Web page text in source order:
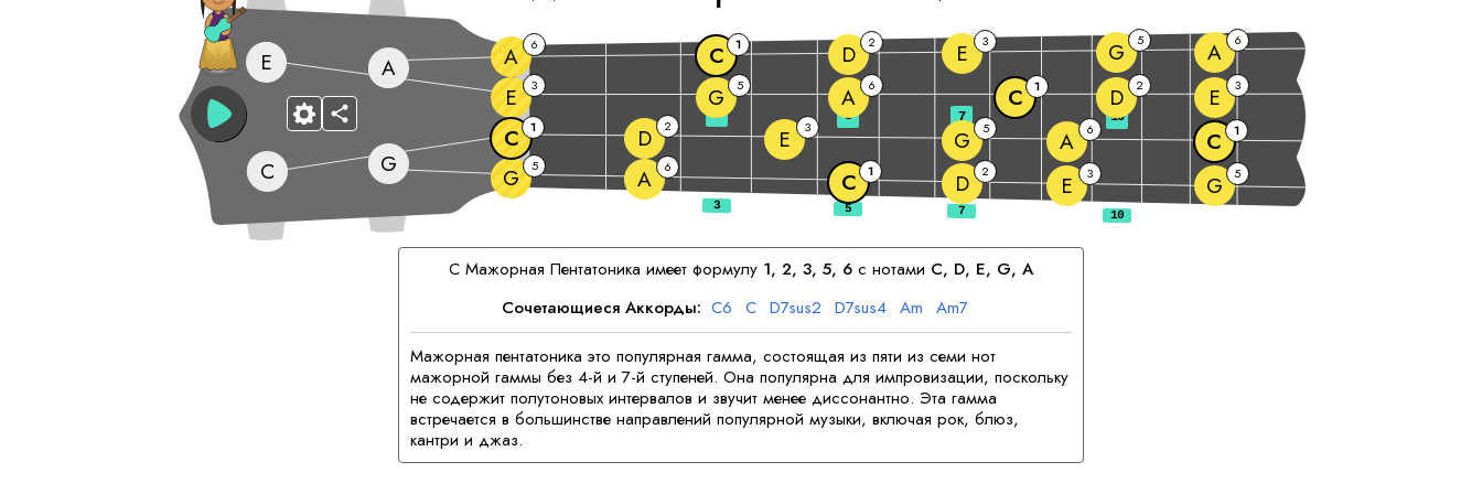
G G 5 A 6
C 1 D 2 E 3 G 5
C
C 1 D 2 E 3 G 5 A 6 C 1
E
E
3 G 5 A 6 C 1 D 2 E 3
A A 6 C 1 D 2 E 3 G 5 A 6
3 5 7 10
C Мажорная Пентатоника имеет формулу 1, 2, 3, 5, 6 с нотами C, D, E, G, A
Сочетающиеся Аккорды: C6 C D7sus2 D7sus4 Am Am7
Мажорная пентатоника это популярная гамма, состоящая из пяти из семи нот
мажорной гаммы без 4-й и 7-й ступеней. Она популярна для импровизации, поскольку
не содержит полутоновых интервалов и звучит менее диссонантно. Эта гамма
встречается в большинстве направлений популярной музыки, включая рок, блюз,
кантри и джаз.